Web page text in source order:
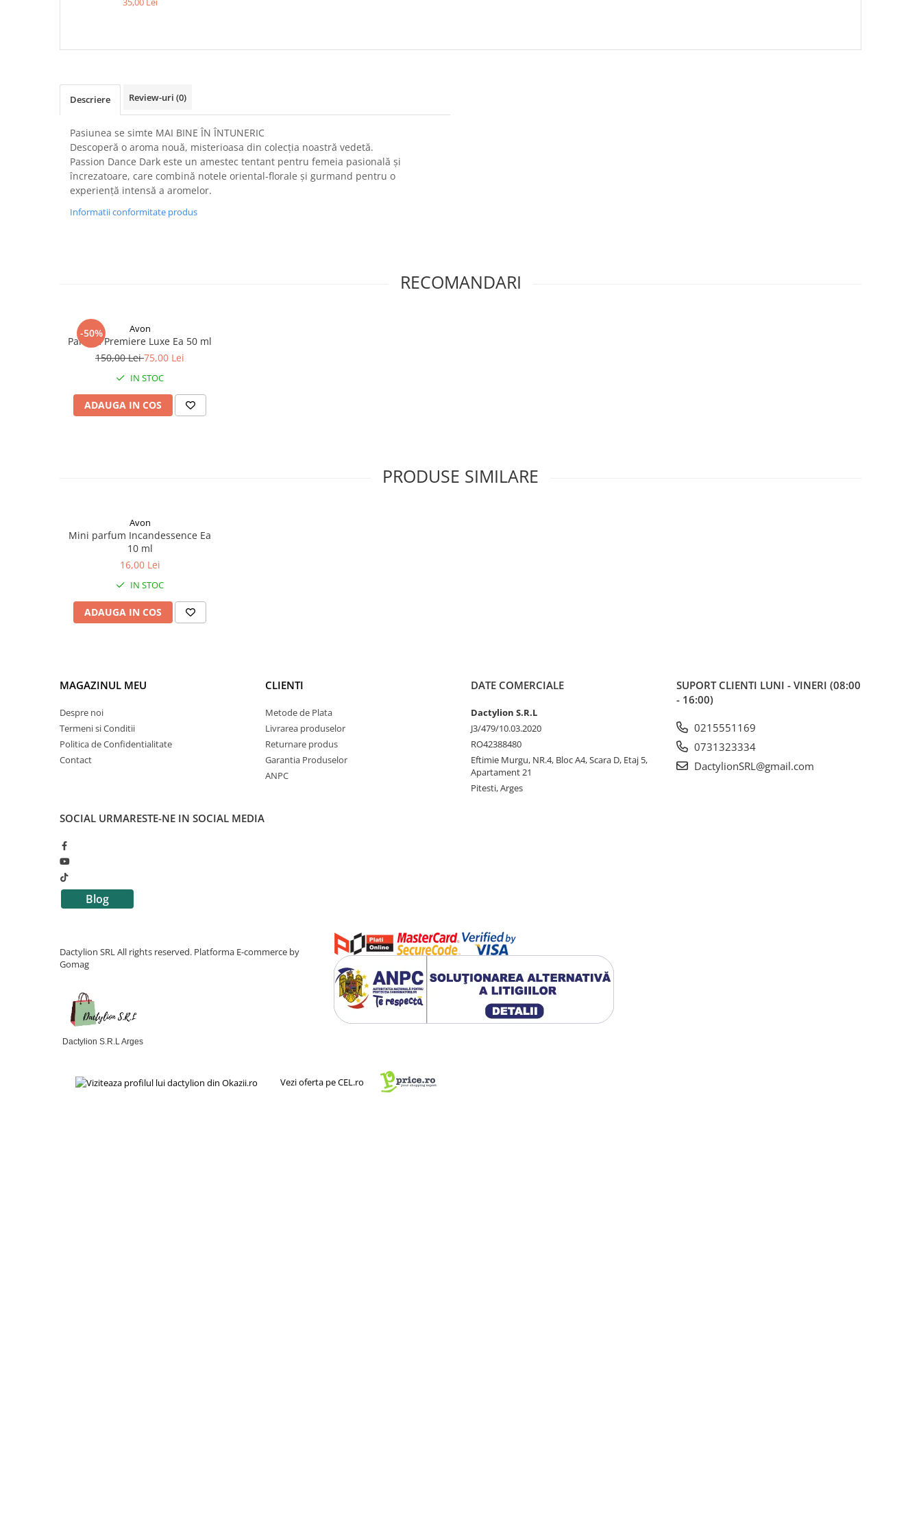
Descriere Review-uri (0)
Pasiunea se simte MAI BINE ÎN ÎNTUNERIC
Descoperă o aroma nouă, misterioasa din colecția noastră vedetă.
Passion Dance Dark este un amestec tentant pentru femeia pasională și
încrezatoare, care combină notele oriental-florale și gurmand pentru o
experiență intensă a aromelor.
Informatii conformitate produs
RECOMANDARI
-50% Avon
Parfum Premiere Luxe Ea 50 ml
150,00 Lei75,00 Lei
IN STOC
ADAUGA IN COS
PRODUSE SIMILARE
Avon
Mini parfum Incandessence Ea
10 ml
16,00 Lei
IN STOC
ADAUGA IN COS
MAGAZINUL MEU
Despre noi
Termeni si Conditii
Politica de Confidentialitate
Contact
CLIENTI
Metode de Plata
Livrarea produselor
Returnare produs
Garantia Produselor
ANPC
DATE COMERCIALE
Dactylion S.R.L
J3/479/10.03.2020
RO42388480
Eftimie Murgu, NR.4, Bloc A4, Scara D, Etaj 5,
Apartament 21
Pitesti, Arges
SUPORT CLIENTI LUNI - VINERI (08:00
- 16:00)
0215551169
0731323334
DactylionSRL@gmail.com
SOCIAL URMARESTE-NE IN SOCIAL MEDIA
Blog
Dactylion SRL All rights reserved. Platforma E-commerce by
Gomag
Dactylion S.R.L Arges
Vezi oferta pe CEL.ro